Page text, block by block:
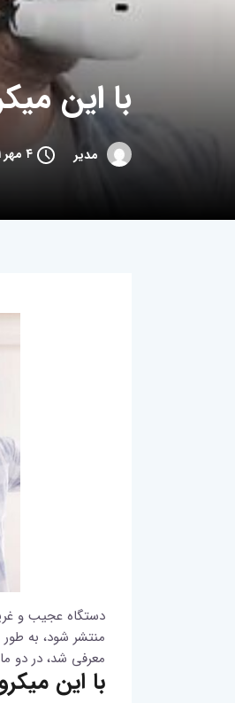
با این
مدیر ۴ مهر ۱۴۰۱
معرفی شد، در دو
با این